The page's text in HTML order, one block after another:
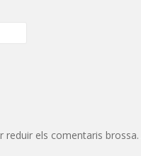
reduir els comentaris brossa.